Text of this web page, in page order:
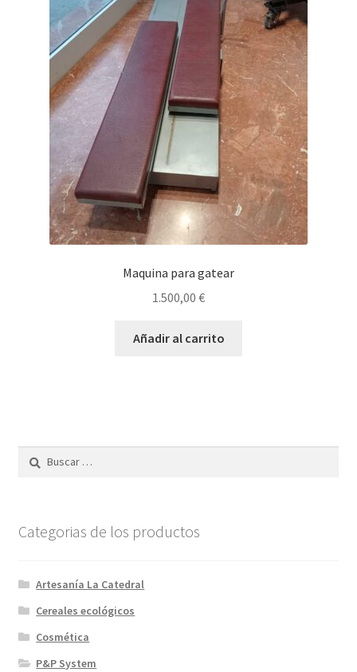
Maquina para gatear
1.500,00 €
Añadir al carrito
Buscar:
Categorias de los productos
Artesanía La Catedral
Cereales ecológicos
Cosmética
P&P System